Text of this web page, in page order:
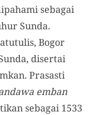
sebagai
Sunda.
Bogor
disertai
Prasasti
emban
sebagai 1533